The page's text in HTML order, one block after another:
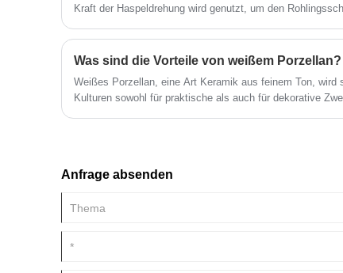
Kraft der Haspeldrehung wird genutzt, um den
und dieser Vorgang als Knüppel bezeichnet wird.
werden im Rohlingsziehverfahren geformt.
Was sind die Vorteile von weißem Porzellan?
Weißes Porzellan, eine Art Keramik aus feinem Ton, wird
Kulturen sowohl für praktische als auch für dekorative
Anfrage absenden